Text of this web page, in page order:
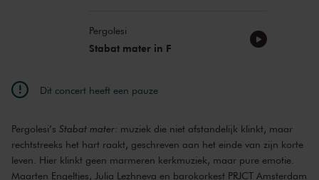
Pergolesi
Stabat mater in F
Dit concert heeft een pauze
Pergolesi’s Stabat mater: muziek die niet afstandelijk klinkt, maar
rechtstreeks het hart raakt, geschreven aan het einde van zijn korte
leven. Hier klinkt geen marmeren kerkmuziek, maar pure emotie.
Maarten Engeltjes, Julia Lezhneva en barokorkest PRJCT Amsterdam